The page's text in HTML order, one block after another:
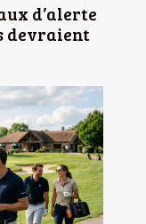
d’alerte
devraient